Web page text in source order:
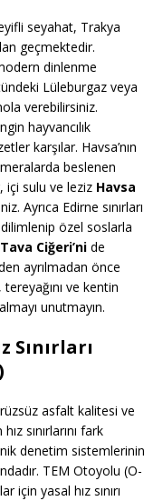
seyahat, Trakya
geçmektedir.
dinlenme
Lüleburgaz veya
verebilirsiniz.
hayvancılık
karşılar. Havsa’nın
beslenen
içi sulu ve leziz Havsa
Ayrıca Edirne sınırları
özel soslarla
Ciğeri’ni de
ayrılmadan önce
ve kentin
unutmayın.
asfalt kalitesi ve
sınırlarını fark
denetim sistemlerinin
TEM Otoyolu (O-
yasal hız sınırı